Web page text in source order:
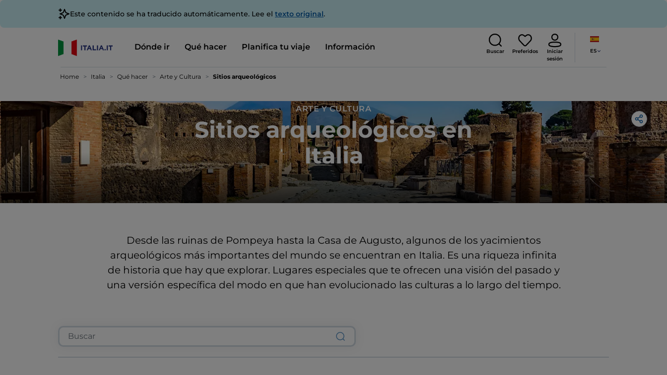
Este contenido se ha traducido automáticamente. Lee el texto original.
Dónde ir Qué hacer Planifica tu viaje Información Buscar Preferidos
Iniciar
sesión
ES
Home Italia Qué hacer Arte y Cultura Sitios arqueológicos
ARTE Y CULTURA
Sitios arqueológicos en
Italia
Desde las ruinas de Pompeya hasta la Casa de Augusto, algunos de los yacimientos
arqueológicos más importantes del mundo se encuentran en Italia. Es una riqueza infinita
de historia que hay que explorar. Lugares especiales que te ofrecen una visión del pasado y
una versión específica del modo en que han evolucionado las culturas a lo largo del tiempo.